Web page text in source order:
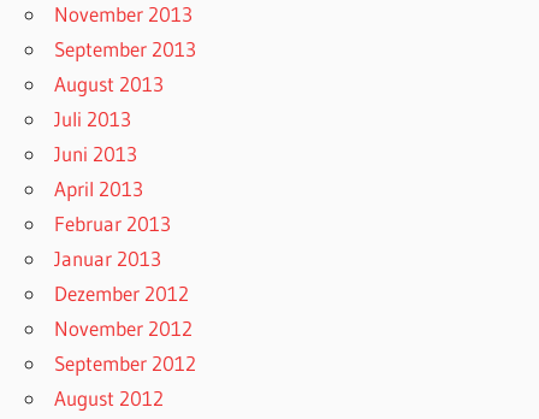
November 2013
September 2013
August 2013
Juli 2013
Juni 2013
April 2013
Februar 2013
Januar 2013
Dezember 2012
November 2012
September 2012
August 2012